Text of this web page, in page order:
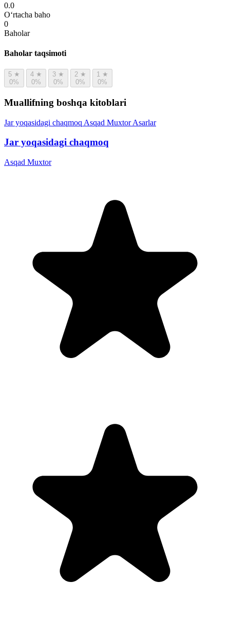
0.0
O‘rtacha baho
0
Baholar
Baholar taqsimoti
5 ★
0%
4 ★
0%
3 ★
0%
2 ★
0%
1 ★
0%
Muallifning boshqa kitoblari
Jar yoqasidagi chaqmoq Asqad Muxtor Asarlar
Jar yoqasidagi chaqmoq
Asqad Muxtor